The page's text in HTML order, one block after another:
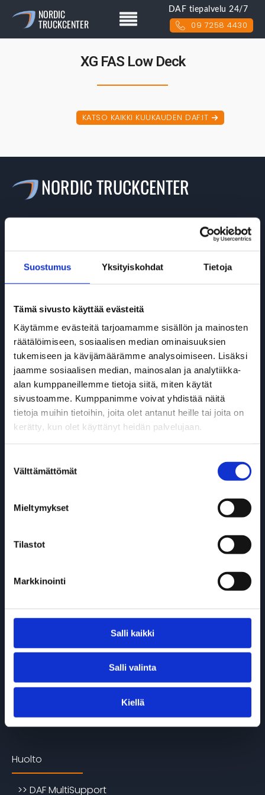
Suostumus Yksityiskohdat Tietoja
Tämä sivusto käyttää evästeitä
Käytämme evästeitä tarjoamamme sisällön ja mainosten
räätälöimiseen, sosiaalisen median ominaisuuksien
tukemiseen ja kävijämäärämme analysoimiseen. Lisäksi
jaamme sosiaalisen median, mainosalan ja analytiikka-
alan kumppaneillemme tietoja siitä, miten käytät
sivustoamme. Kumppanimme voivat yhdistää näitä
tietoja muihin tietoihin, joita olet antanut heille tai joita on
kerätty, kun olet käyttänyt heidän palvelujaan.
valinta
Välttämättömät
Mieltymykset
Tilastot
Markkinointi
Salli kaikki
Salli valinta
Kiellä
NORDIC
TRUCKCENTER
DAF tiepalvelu 24/7
09 7258 4430
XG FAS Low Deck
KATSO KAIKKI KUUKAUDEN DAF:IT
NORDIC TRUCKCENTER
Valikko
>> Etusivu
DAF Diesel -mallisto
>> DAF XFC & XDC
>> Varastoautot
>> Käytetyt
DAF Electric -mallisto
>> DAF XF, XG & XG+ Electric
>> DAF XB Electric
Huolto
>> DAF MultiSupport